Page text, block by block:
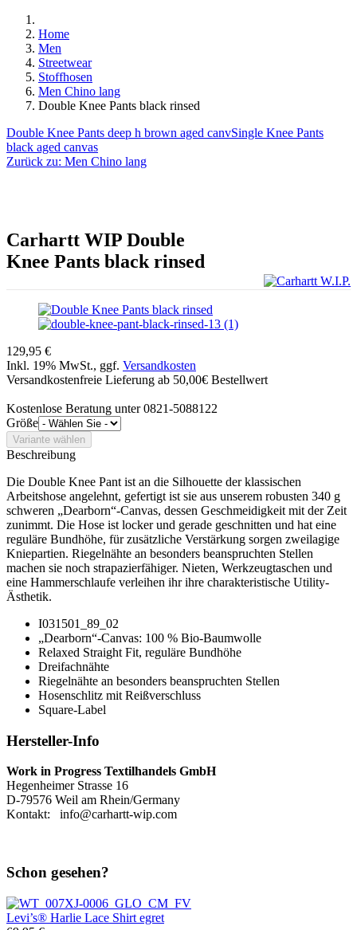
Home
Men
Streetwear
Stoffhosen
Men Chino lang
Double Knee Pants black rinsed
Double Knee Pants deep h brown aged canvSingle Knee Pants
black aged canvas
Zurück zu: Men Chino lang
Carhartt WIP Double
Knee Pants black rinsed
129,95 €
Inkl. 19% MwSt., ggf. Versandkosten
Versandkostenfreie Lieferung ab 50,00€ Bestellwert
Kostenlose Beratung unter 0821-5088122
Größe
Beschreibung
Die Double Knee Pant ist an die Silhouette der klassischen
Arbeitshose angelehnt, gefertigt ist sie aus unserem robusten 340 g
schweren „Dearborn“-Canvas, dessen Geschmeidigkeit mit der Zeit
zunimmt. Die Hose ist locker und gerade geschnitten und hat eine
reguläre Bundhöhe, für zusätzliche Verstärkung sorgen zweilagige
Kniepartien. Riegelnähte an besonders beanspruchten Stellen
machen sie noch strapazierfähiger. Nieten, Werkzeugtaschen und
eine Hammerschlaufe verleihen ihr ihre charakteristische Utility-
Ästhetik.
I031501_89_02
„Dearborn“-Canvas: 100 % Bio-Baumwolle
Relaxed Straight Fit, reguläre Bundhöhe
Dreifachnähte
Riegelnähte an besonders beanspruchten Stellen
Hosenschlitz mit Reißverschluss
Square-Label
Hersteller-Info
Work in Progress Textilhandels GmbH
Hegenheimer Strasse 16
D-79576 Weil am Rhein/Germany
Kontakt: info@carhartt-wip.com
Schon gesehen?
Levi’s® Harlie Lace Shirt egret